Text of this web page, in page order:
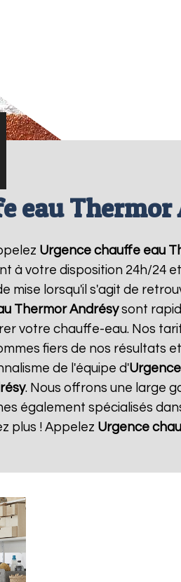
eau Thermor
Urgence chauffe eau
à votre disposition 24h/24
mise lorsqu'il s'agit de
Thermor Andrésysont
votre chauffe-eau. Nos
fiers de nos résultats
de l'équipe d'
. Nous offrons une large
également spécialisés
plus ! Appelez Urgence